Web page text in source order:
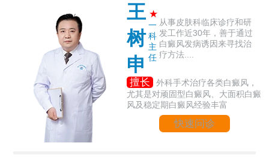
王
树
申
★
一
科
主
任
从事皮肤科临床诊疗和研
发工作近30年，善于通过
白癜风发病诱因来寻找治
疗方法....
擅长
外科手术治疗各类白癜风，
尤其是对顽固型白癜风、大面积白癜
风及稳定期白癜风经验丰富
快速问诊